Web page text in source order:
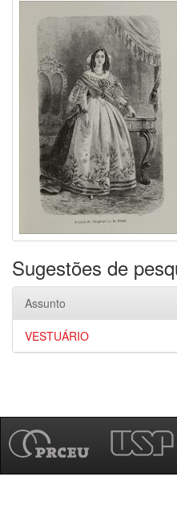
Sugestões de
Assunto
VESTUÁRIO